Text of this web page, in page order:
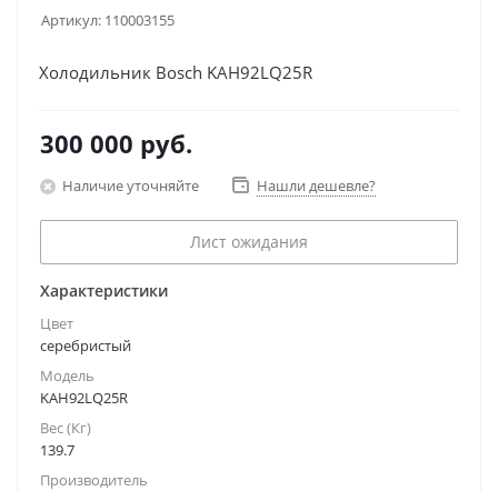
Артикул: 110003155
Холодильник Bosch KAH92LQ25R
300 000 руб.
Наличие уточняйте Нашли дешевле?
Лист ожидания
Характеристики
Цвет
серебристый
Модель
KAH92LQ25R
Вес (Кг)
139.7
Производитель